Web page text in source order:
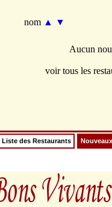
nom ▲ ▼
Aucun
voir tous les
Liste des Restaurants